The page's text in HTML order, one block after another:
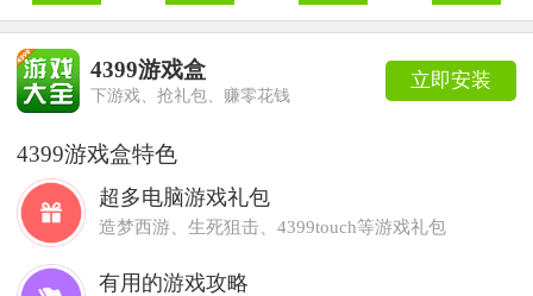
立即安装
4399游戏盒
下游戏、抢礼包、赚零花钱
4399游戏盒特色
超多电脑游戏礼包
造梦西游、生死狙击、4399touch等游戏礼包
有用的游戏攻略